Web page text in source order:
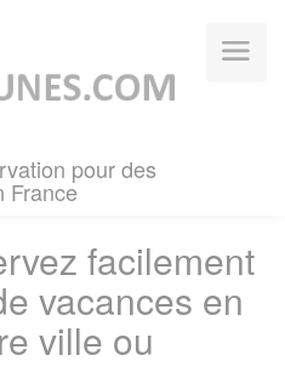
pour des
France
facilement
vacances en
ville ou